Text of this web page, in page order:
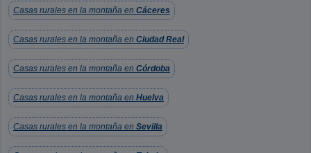
Casas rurales en la montaña en Cáceres
Casas rurales en la montaña en Ciudad Real
Casas rurales en la montaña en Córdoba
Casas rurales en la montaña en Huelva
Casas rurales en la montaña en Sevilla